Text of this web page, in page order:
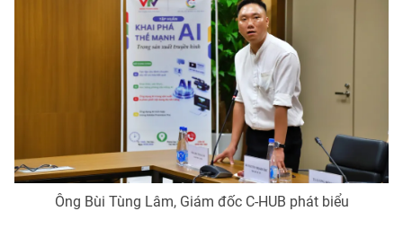
Ông Bùi Tùng Lâm, Giám đốc C-HUB phát biểu